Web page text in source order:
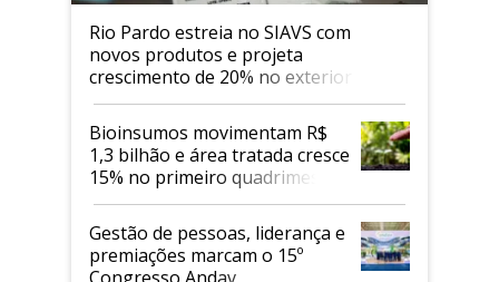
Rio Pardo estreia no SIAVS com
novos produtos e projeta
crescimento de 20% no exterior
Bioinsumos movimentam R$
1,3 bilhão e área tratada cresce
15% no primeiro quadrimestre
de 2026
Gestão de pessoas, liderança e
premiações marcam o 15º